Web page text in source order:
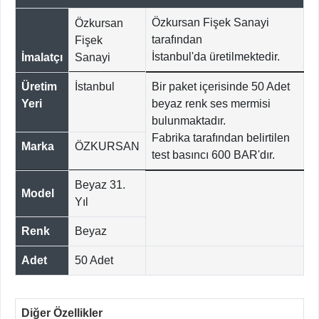
İmalatçı
Özkursan
Fişek
Sanayi
Özkursan Fişek Sanayi
tarafından
İstanbul'da üretilmektedir.
Üretim
Yeri
İstanbul
Bir paket içerisinde 50 Adet
beyaz renk ses mermisi
bulunmaktadır.
Fabrika tarafından belirtilen
test basıncı 600 BAR'dır.
Marka ÖZKURSAN
Model
Beyaz 31.
Yıl
Renk Beyaz
Adet 50 Adet
Diğer Özellikler